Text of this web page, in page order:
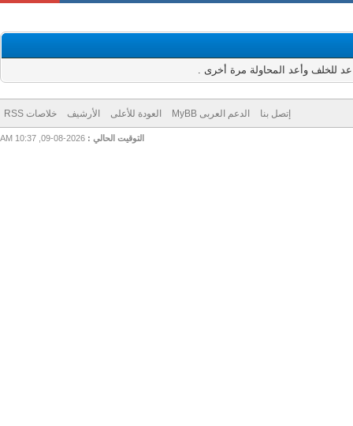
وأعد المحاولة مرة أخرى .
إتصل بنا الدعم العربى MyBB العودة للأعلى الأرشيف خلاصات RSS
التوقيت الحالي :2026-08-09, 10:37 AM